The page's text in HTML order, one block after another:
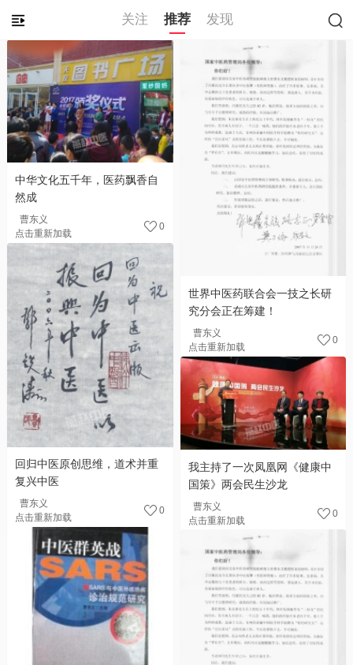
关注 推荐 发现
中华文化五千年，医药飘香自
然成
曹东义
点击重新加载
0
世界中医药联合会一技之长研
究分会正在筹建！
曹东义
点击重新加载
0
回归中医原创思维，道术并重
复兴中医
曹东义
点击重新加载
0
我主持了一次凤凰网《健康中
国策》两会民生沙龙
曹东义
点击重新加载
0